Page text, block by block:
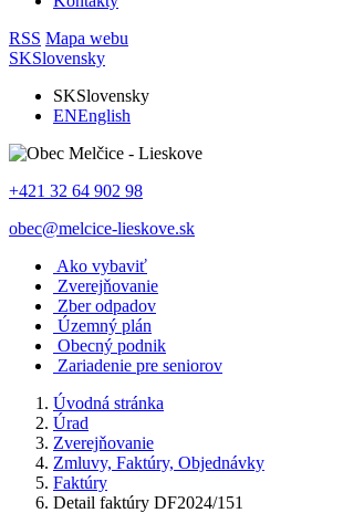
RSS Mapa webu
SKSlovensky
SKSlovensky
ENEnglish
+421 32 64 902 98
obec@melcice-lieskove.sk
Ako vybaviť
Zverejňovanie
Zber odpadov
Územný plán
Obecný podnik
Zariadenie pre seniorov
Úvodná stránka
Úrad
Zverejňovanie
Zmluvy, Faktúry, Objednávky
Faktúry
Detail faktúry DF2024/151